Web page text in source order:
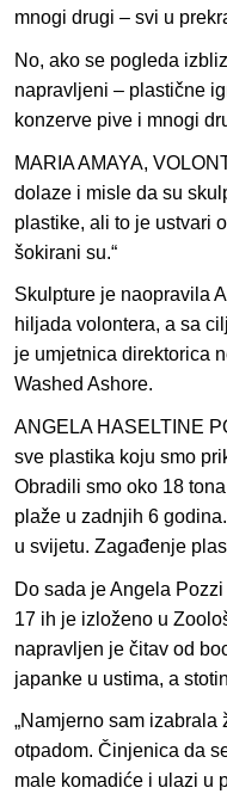
mnogi drugi – svi u
No, ako se pogleda
napravljeni – plastične
konzerve pive i mnogi
MARIA AMAYA,
dolaze i misle da su
plastike, ali to je ustvari
šokirani su.“
Skulpture je naopravila
hiljada volontera, a sa
je umjetnica direktorica
Washed Ashore.
ANGELA HASELTINE
sve plastika koju smo
Obradili smo oko 18
plaže u zadnjih 6
u svijetu. Zagađenje
Do sada je Angela
17 ih je izloženo u
napravljen je čitav od
japanke u ustima, a
„Namjerno sam
otpadom. Činjenica da
male komadiće i ulazi u